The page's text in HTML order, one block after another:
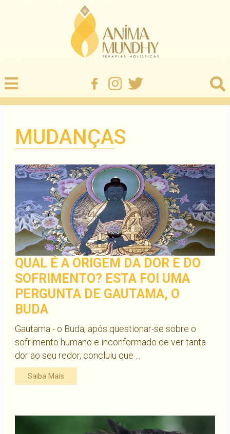
MUDANÇAS
QUAL É A ORIGEM DA DOR E DO
SOFRIMENTO? ESTA FOI UMA
PERGUNTA DE GAUTAMA, O
BUDA
Gautama - o Buda, após questionar-se sobre o
sofrimento humano e inconformado de ver tanta
dor ao seu redor, concluiu que ...
Saiba Mais